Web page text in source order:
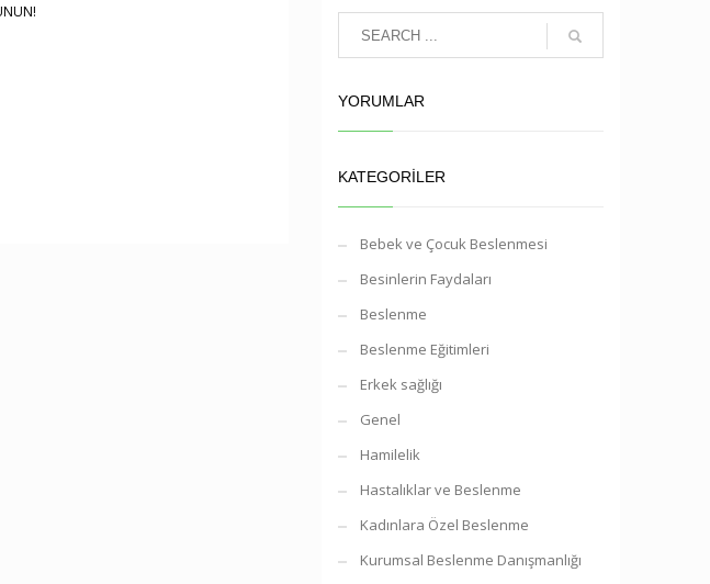
YORUMLAR
KATEGORILER
Bebek ve Çocuk Beslenmesi
Besinlerin Faydaları
Beslenme
Beslenme Eğitimleri
Erkek sağlığı
Genel
Hamilelik
Hastalıklar ve Beslenme
Kadınlara Özel Beslenme
Kurumsal Beslenme Danışmanlığı